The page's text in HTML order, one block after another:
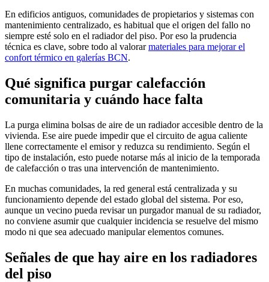
En edificios antiguos, comunidades de propietarios y sistemas con
mantenimiento centralizado, es habitual que el origen del fallo no
siempre esté solo en el radiador del piso. Por eso la prudencia
técnica es clave, sobre todo al valorarmateriales para mejorar el
confort térmico en galerías BCN.
Qué significa purgar calefacción
comunitaria y cuándo hace falta
La purga elimina bolsas de aire de un radiador accesible dentro de la
vivienda. Ese aire puede impedir que el circuito de agua caliente
llene correctamente el emisor y reduzca su rendimiento. Según el
tipo de instalación, esto puede notarse más al inicio de la temporada
de calefacción o tras una intervención de mantenimiento.
En muchas comunidades, la red general está centralizada y su
funcionamiento depende del estado global del sistema. Por eso,
aunque un vecino pueda revisar un purgador manual de su radiador,
no conviene asumir que cualquier incidencia se resuelve del mismo
modo ni que sea adecuado manipular elementos comunes.
Señales de que hay aire en los radiadores
del piso